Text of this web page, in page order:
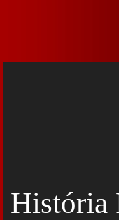
História